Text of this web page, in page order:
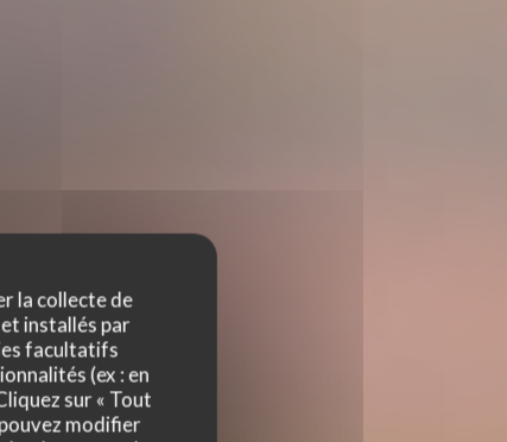
la collecte de
installés par
facultatifs
(ex : en
sur « Tout
modifier